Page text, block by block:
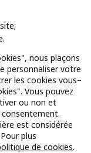
nous plaçons
personnaliser votre
les cookies vous–
Vous pouvez
ou non et
est considérée
plus
de cookies.